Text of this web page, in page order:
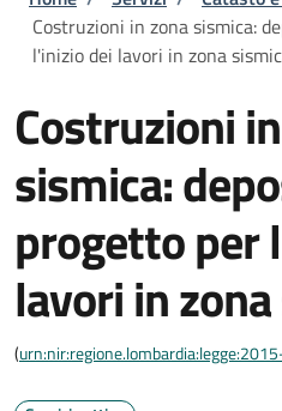
Costruzioni in zona sismica:
l'inizio dei lavori in zona
Costruzioni
sismica:
progetto per
lavori in
(